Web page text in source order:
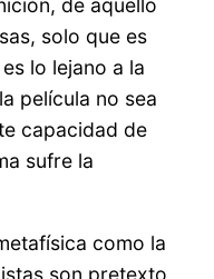
de aquello
solo que es
lo lejano a la
película no sea
capacidad de
sufre la
como la
son pretexto